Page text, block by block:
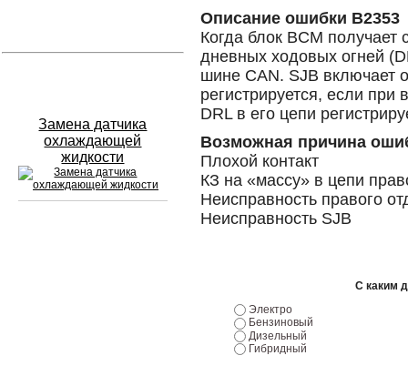
Замена датчика
охлаждающей
жидкости
Описание ошибки B2353
Когда блок BCM
дневных ходовых огней
шине CAN. SJB включает
регистрируется, если при
DRL в его цепи
Возможная причина
Плохой контакт
КЗ на «массу» в цепи
Неисправность правого
Неисправность SJB
С каким
Электро
Бензиновый
Дизельный
Гибридный